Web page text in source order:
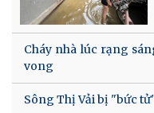
Cháy nhà lúc rạng
vong
Sông Thị Vải bị "bức